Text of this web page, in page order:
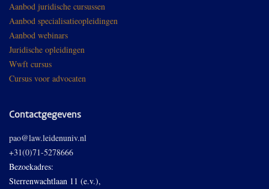
Aanbod juridische cursussen
Aanbod specialisatieopleidingen
Aanbod webinars
Juridische opleidingen
Wwft cursus
Cursus voor advocaten
Contactgegevens
pao@law.leidenuniv.nl
+31(0)71-5278666
Bezoekadres:
Sterrenwachtlaan 11 (e.v.),